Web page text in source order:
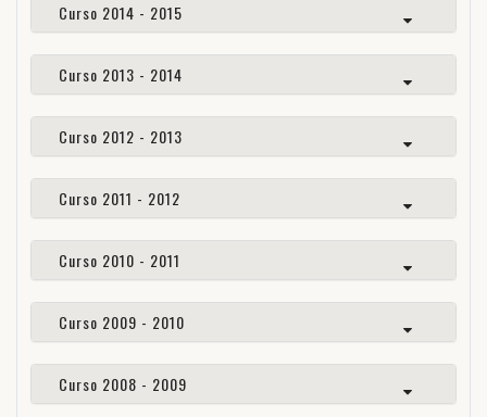
Curso 2014 - 2015
Curso 2013 - 2014
Curso 2012 - 2013
Curso 2011 - 2012
Curso 2010 - 2011
Curso 2009 - 2010
Curso 2008 - 2009